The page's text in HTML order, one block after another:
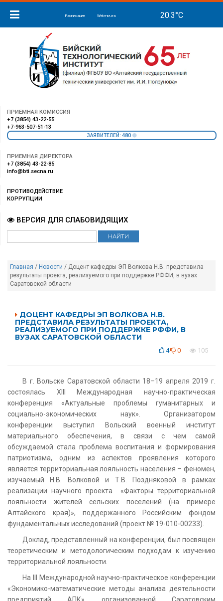
Расписание Web-почта
ПРИЕМНАЯ КОМИССИЯ
+7 (3854) 43-22-55
+7-963-507-51-13
ЗАЯВИТЕЛЕЙ: 480
ПРИЕМНАЯ ДИРЕКТОРА
+7 (3854) 43-22-85
info@bti.secna.ru
ПРОТИВОДЕЙСТВИЕ
КОРРУПЦИИ
ВЕРСИЯ ДЛЯ СЛАБОВИДЯЩИХ
Главная / Новости / Доцент кафедры ЭП Волкова Н.В. представила
результаты проекта, реализуемого при поддержке РФФИ, в вузах
Саратовской области
ДОЦЕНТ КАФЕДРЫ ЭП ВОЛКОВА Н.В.
ПРЕДСТАВИЛА РЕЗУЛЬТАТЫ ПРОЕКТА,
РЕАЛИЗУЕМОГО ПРИ ПОДДЕРЖКЕ РФФИ, В
ВУЗАХ САРАТОВСКОЙ ОБЛАСТИ
4 0 105
В г. Вольске Саратовской области 18–19 апреля 2019 г.
состоялась XIII Международная научно-практическая
конференция «Актуальные проблемы гуманитарных и
социально-экономических наук». Организатором
конференции выступил Вольский военный институт
материального обеспечения, в связи с чем самой
обсуждаемой стала проблема воспитания и формирования
патриотизма, одним из аспектов проявления которого
является территориальная лояльность населения – феномен,
изучаемый Н.В. Волковой и Т.В. Поздняковой в рамках
реализации научного проекта «Факторы территориальной
лояльности жителей сельских поселений (на примере
Алтайского края)», поддержанного Российским фондом
фундаментальных исследований (проект № 19-010-00233).
Доклад, представленный на конференции, был посвящен
теоретическим и методологическим подходам к изучению
территориальной лояльности.
На III Международной научно-практическое конференции
«Экономико-математические методы анализа деятельности
предприятий АПК», организованной Саратовским